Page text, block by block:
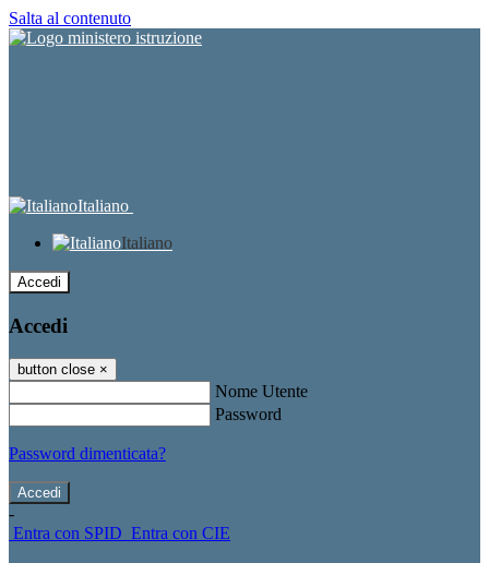
Salta al contenuto
Italiano
Italiano
Accedi
Accedi
button close ×
Nome Utente
Password
Password dimenticata?
-
Entra con SPID Entra con CIE